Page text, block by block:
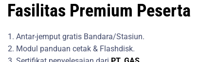
Fasilitas Premium Peserta
Antar-jemput gratis Bandara/Stasiun.
Modul panduan cetak & Flashdisk.